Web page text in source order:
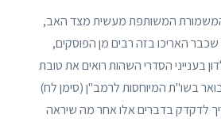
המשותפת מעשית מצד האב,
האריכו בזה רבים מן הפוסקים,
בענייני הסדרי השהות רואים את טובת
בשו"ת המיוחסות לרמב"ן (סימן לח)
לדקדק בדברים אלו אחר מה שיראה